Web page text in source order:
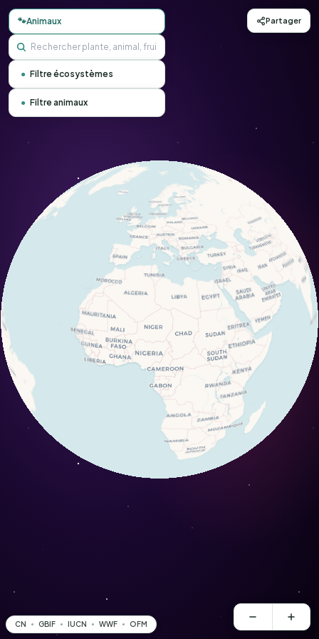
Carte d'observation des animaux - Conservation Nature
🐾Animaux
● Filtre écosystèmes
● Filtre animaux
Partager
CN GBIF IUCN WWF OFM